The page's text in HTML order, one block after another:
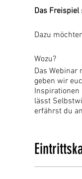
Das
Dazu
Wozu?
Das Webinar
geben wir
Inspirationen
lässt
erfährst du
für